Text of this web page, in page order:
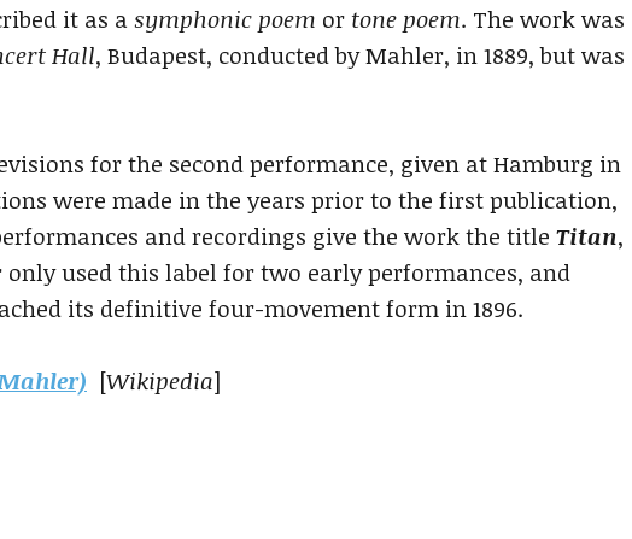
it as asymphonic poem ortone poem. The work was
Hall, Budapest, conducted by Mahler, in 1889, but was
for the second performance, given at Hamburg in
were made in the years prior to the first publication,
and recordings give the work the title Titan,
used this label for two early performances, and
its definitive four-movement form in 1896.
[Wikipedia]